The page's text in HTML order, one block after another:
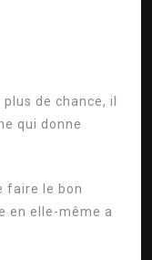
de chance, il
qui donne
faire le bon
en elle-même a